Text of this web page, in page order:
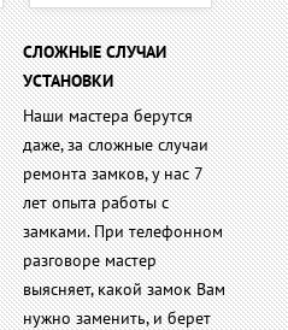
СЛОЖНЫЕ СЛУЧАИ
УСТАНОВКИ
Наши мастера берутся
даже, за сложные случаи
ремонта замков, у нас 7
лет опыта работы с
замками. При телефонном
разговоре мастер
выясняет, какой замок Вам
нужно заменить, и берет